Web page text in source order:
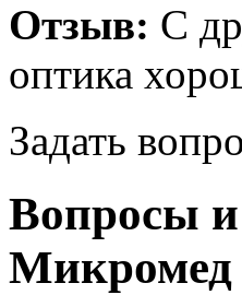
Отзыв: С
оптика
Задать
Вопросы
Микромед